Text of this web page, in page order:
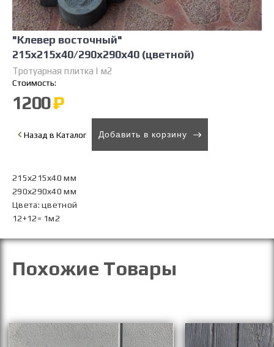
"Клевер восточный"
215х215х40/290х290х40 (цветной)
Тротуарная плитка | м2
Стоимость:
1200₽
Назад в Каталог Добавить в корзину
215х215х40 мм
290х290х40 мм
Цвета: цветной
12+12= 1м2
Похожие Товары